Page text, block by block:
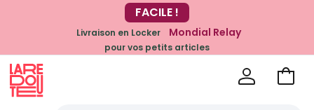
-20% dès 39€*
sur la mode
FACILE !
Livraison en Locker Mondial Relay
pour vos petits articles
Voir